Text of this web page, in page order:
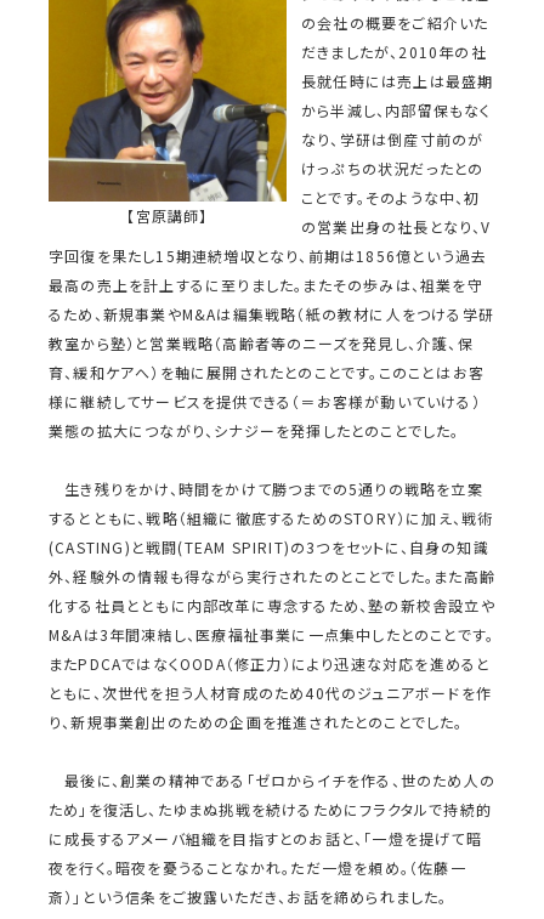
【宮原講師】
の会社の概要をご紹介いた
だきましたが、2010年の社
長就任時には売上は最盛期
から半減し、内部留保もなく
なり、学研は倒産寸前のが
けっぷちの状況だったとの
ことです。そのような中、初
の営業出身の社長となり、V
字回復を果たし15期連続増収となり、前期は1856億という過去
最高の売上を計上するに至りました。またその歩みは、祖業を守
るため、新規事業やM&Aは編集戦略（紙の教材に人をつける学研
教室から塾）と営業戦略（高齢者等のニーズを発見し、介護、保
育、緩和ケアへ）を軸に展開されたとのことです。このことはお客
様に継続してサービスを提供できる（＝お客様が動いていける）
業態の拡大につながり、シナジーを発揮したとのことでした。
生き残りをかけ、時間をかけて勝つまでの5通りの戦略を立案
するとともに、戦略（組織に徹底するためのSTORY）に加え、戦術
(CASTING)と戦闘(TEAM SPIRIT)の3つをセットに、自身の知識
外、経験外の情報も得ながら実行されたのとことでした。また高齢
化する社員とともに内部改革に専念するため、塾の新校舎設立や
M&Aは3年間凍結し、医療福祉事業に一点集中したとのことです。
またPDCAではなくOODA（修正力）により迅速な対応を進めると
ともに、次世代を担う人材育成のため40代のジュニアボードを作
り、新規事業創出のための企画を推進されたとのことでした。
最後に、創業の精神である「ゼロからイチを作る、世のため人の
ため」を復活し、たゆまぬ挑戦を続けるためにフラクタルで持続的
に成長するアメーバ組織を目指すとのお話と、「一燈を提げて暗
夜を行く。暗夜を憂うることなかれ。ただ一燈を頼め。（佐藤一
斎）」という信条をご披露いただき、お話を締められました。